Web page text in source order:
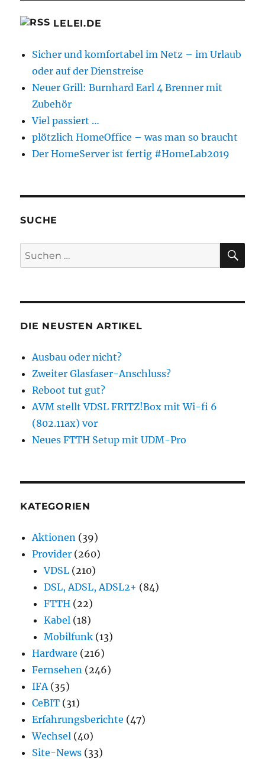
LELEI.DE
Sicher und komfortabel im Netz – im Urlaub
oder auf der Dienstreise
Neuer Grill: Burnhard Earl 4 Brenner mit
Zubehör
Viel passiert …
plötzlich HomeOffice – was man so braucht
Der HomeServer ist fertig #HomeLab2019
SUCHE
Suchen
nach:
DIE NEUSTEN ARTIKEL
Ausbau oder nicht?
Zweiter Glasfaser-Anschluss?
Reboot tut gut?
AVM stellt VDSL FRITZ!Box mit Wi-fi 6
(802.11ax) vor
Neues FTTH Setup mit UDM-Pro
KATEGORIEN
Aktionen (39)
Provider (260)
VDSL (210)
DSL, ADSL, ADSL2+ (84)
FTTH (22)
Kabel (18)
Mobilfunk (13)
Hardware (216)
Fernsehen (246)
IFA (35)
CeBIT (31)
Erfahrungsberichte (47)
Wechsel (40)
Site-News (33)